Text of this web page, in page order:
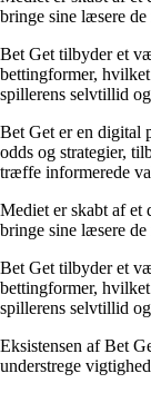
bringe sine læsere
Bet Get tilbyder et
bettingformer,
spillerens selvtillid
Bet Get er en digital
odds og strategier,
træffe informerede
Mediet er skabt af et
bringe sine læsere
Bet Get tilbyder et
bettingformer,
spillerens selvtillid
Eksistensen af Bet
understrege